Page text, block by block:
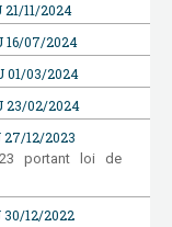
21/11/2024
16/07/2024
01/03/2024
23/02/2024
27/12/2023
portant loi de
30/12/2022